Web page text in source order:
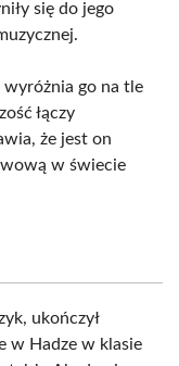
się do jego
wyróżnia go na tle
łączy
że jest on
w świecie
ukończył
w Hadze w klasie